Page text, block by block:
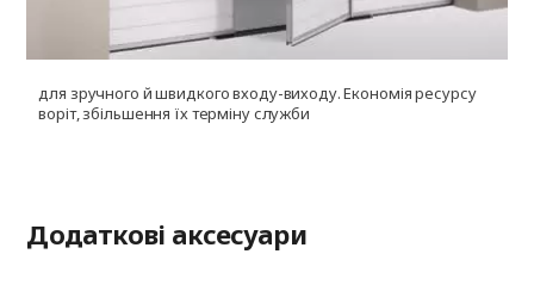
для зручного й швидкого входу-виходу. Економія ресурсу
воріт, збільшення їх терміну служби
Додаткові аксесуари